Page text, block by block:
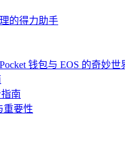
的得力助手
钱包与 EOS 的奇妙世
南
重要性